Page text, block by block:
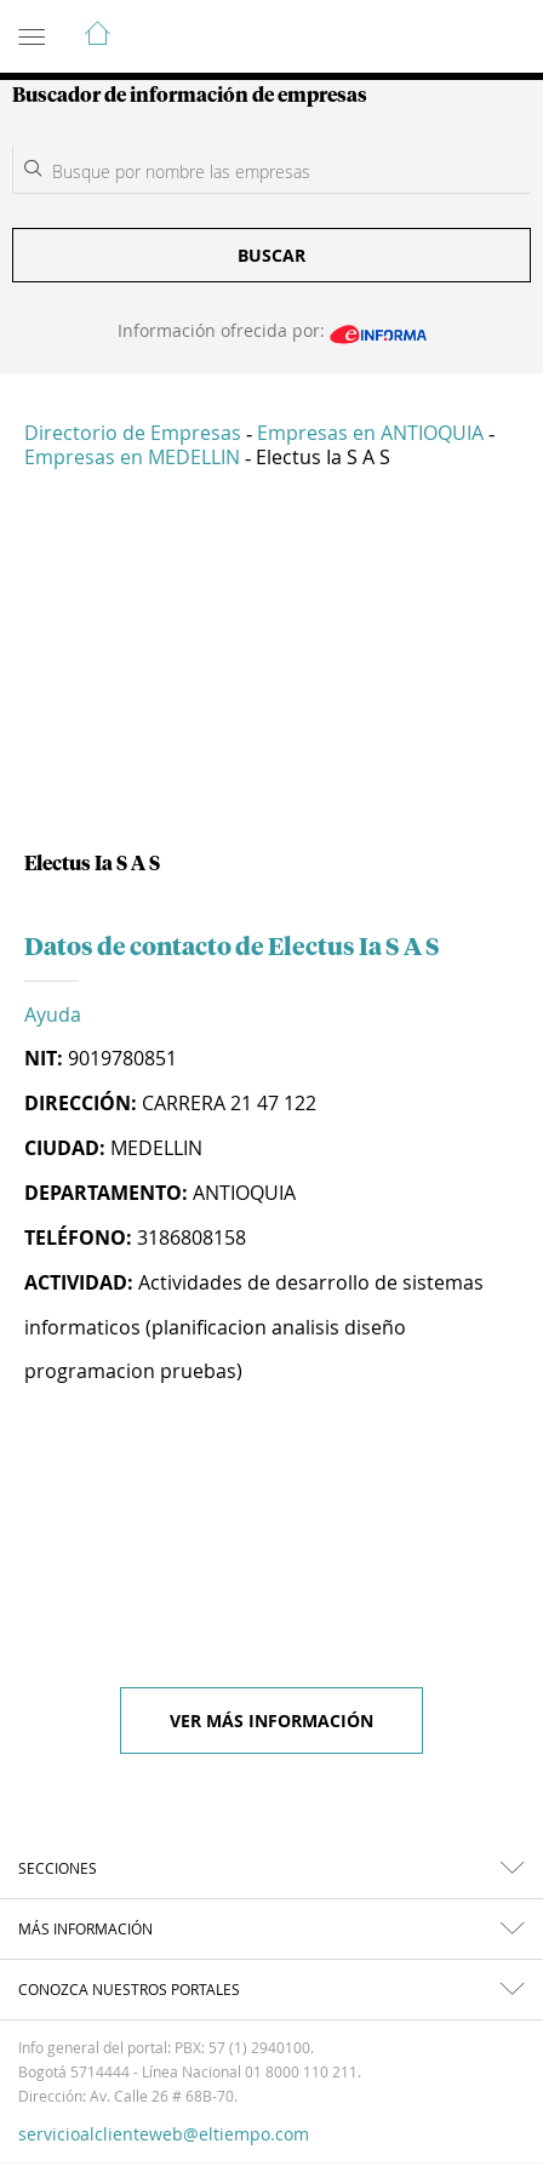
Guía de Empresas Colombianas
Buscador de información de empresas
BUSCAR
Información ofrecida por:
Directorio de Empresas - Empresas en ANTIOQUIA -
Empresas en MEDELLIN - Electus Ia S A S
Electus Ia S A S
Datos de contacto de Electus Ia S A S
Ayuda
NIT: 9019780851
DIRECCIÓN: CARRERA 21 47 122
CIUDAD: MEDELLIN
DEPARTAMENTO: ANTIOQUIA
TELÉFONO: 3186808158
ACTIVIDAD: Actividades de desarrollo de sistemas
informaticos (planificacion analisis diseño
programacion pruebas)
VER MÁS INFORMACIÓN
SECCIONES
MÁS INFORMACIÓN
CONOZCA NUESTROS PORTALES
Info general del portal: PBX: 57 (1) 2940100.
Bogotá 5714444 - Línea Nacional 01 8000 110 211.
Dirección: Av. Calle 26 # 68B-70.
servicioalclienteweb@eltiempo.com